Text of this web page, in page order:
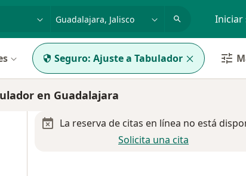
Iniciar
Seguro: Ajuste a Tabulador
en Guadalajara
La reserva de citas en línea no está
Solicita una cita